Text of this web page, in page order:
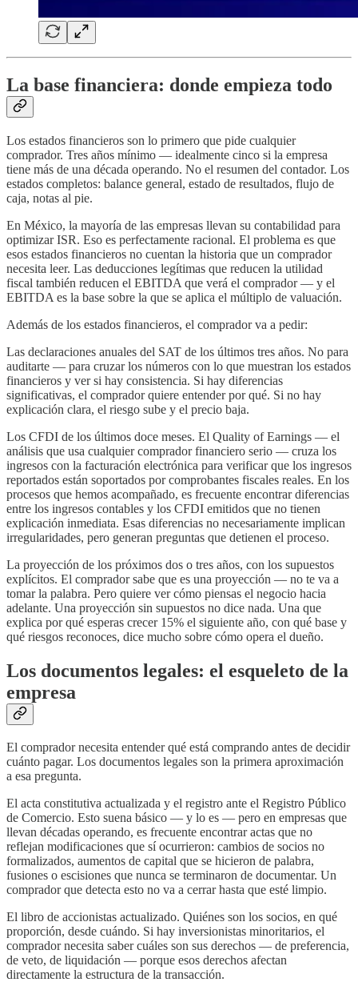
La base financiera: donde empieza todo
Los estados financieros son lo primero que pide cualquier
comprador. Tres años mínimo — idealmente cinco si la empresa
tiene más de una década operando. No el resumen del contador. Los
estados completos: balance general, estado de resultados, flujo de
caja, notas al pie.
En México, la mayoría de las empresas llevan su contabilidad para
optimizar ISR. Eso es perfectamente racional. El problema es que
esos estados financieros no cuentan la historia que un comprador
necesita leer. Las deducciones legítimas que reducen la utilidad
fiscal también reducen el EBITDA que verá el comprador — y el
EBITDA es la base sobre la que se aplica el múltiplo de valuación.
Además de los estados financieros, el comprador va a pedir:
Las declaraciones anuales del SAT de los últimos tres años. No para
auditarte — para cruzar los números con lo que muestran los estados
financieros y ver si hay consistencia. Si hay diferencias
significativas, el comprador quiere entender por qué. Si no hay
explicación clara, el riesgo sube y el precio baja.
Los CFDI de los últimos doce meses. El Quality of Earnings — el
análisis que usa cualquier comprador financiero serio — cruza los
ingresos con la facturación electrónica para verificar que los ingresos
reportados están soportados por comprobantes fiscales reales. En los
procesos que hemos acompañado, es frecuente encontrar diferencias
entre los ingresos contables y los CFDI emitidos que no tienen
explicación inmediata. Esas diferencias no necesariamente implican
irregularidades, pero generan preguntas que detienen el proceso.
La proyección de los próximos dos o tres años, con los supuestos
explícitos. El comprador sabe que es una proyección — no te va a
tomar la palabra. Pero quiere ver cómo piensas el negocio hacia
adelante. Una proyección sin supuestos no dice nada. Una que
explica por qué esperas crecer 15% el siguiente año, con qué base y
qué riesgos reconoces, dice mucho sobre cómo opera el dueño.
Los documentos legales: el esqueleto de la
empresa
El comprador necesita entender qué está comprando antes de decidir
cuánto pagar. Los documentos legales son la primera aproximación
a esa pregunta.
El acta constitutiva actualizada y el registro ante el Registro Público
de Comercio. Esto suena básico — y lo es — pero en empresas que
llevan décadas operando, es frecuente encontrar actas que no
reflejan modificaciones que sí ocurrieron: cambios de socios no
formalizados, aumentos de capital que se hicieron de palabra,
fusiones o escisiones que nunca se terminaron de documentar. Un
comprador que detecta esto no va a cerrar hasta que esté limpio.
El libro de accionistas actualizado. Quiénes son los socios, en qué
proporción, desde cuándo. Si hay inversionistas minoritarios, el
comprador necesita saber cuáles son sus derechos — de preferencia,
de veto, de liquidación — porque esos derechos afectan
directamente la estructura de la transacción.